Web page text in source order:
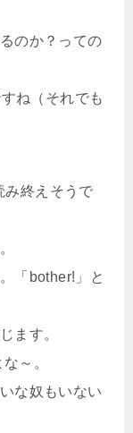
のか？っての
ね（それでも
み終えそうで
「bother!」と
ます。
～。
な奴もいない